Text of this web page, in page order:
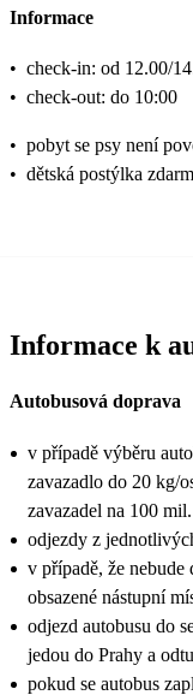
Informace
• check-in: od 12.00/
• check-out: do 10:00
• pobyt se psy není
• dětská postýlka
Informace k
Autobusová doprava
v případě výběru
zavazadlo do 20 kg/
zavazadel na 100
odjezdy z
v případě, že
obsazené nástupní
odjezd autobusu do
jedou do Prahy a
pokud se autobus